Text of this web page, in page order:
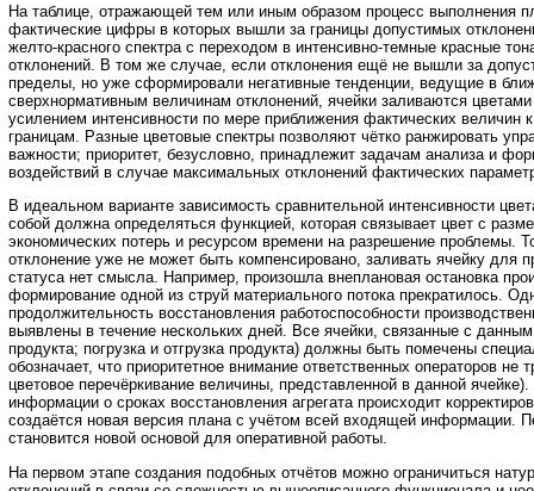
На таблице, отражающей тем или иным образом процесс выполнения
фактические цифры в которых вышли за границы допустимых
желто-красного спектра с переходом в интенсивно-темные красные
отклонений. В том же случае, если отклонения ещё не вышли за
пределы, но уже сформировали негативные тенденции, ведущие в
сверхнормативным величинам отклонений, ячейки заливаются цветами
усилением интенсивности по мере приближения фактических величин
границам. Разные цветовые спектры позволяют чётко ранжировать
важности; приоритет, безусловно, принадлежит задачам анализа и
воздействий в случае максимальных отклонений фактических
В идеальном варианте зависимость сравнительной интенсивности
собой должна определяться функцией, которая связывает цвет с
экономических потерь и ресурсом времени на разрешение проблемы.
отклонение уже не может быть компенсировано, заливать ячейку для
статуса нет смысла. Например, произошла внеплановая остановка
формирование одной из струй материального потока прекратилось.
продолжительность восстановления работоспособности
выявлены в течение нескольких дней. Все ячейки, связанные с
продукта; погрузка и отгрузка продукта) должны быть помечены
обозначает, что приоритетное внимание ответственных операторов не
цветовое перечёркивание величины, представленной в данной
информации о сроках восстановления агрегата происходит
создаётся новая версия плана с учётом всей входящей информации.
становится новой основой для оперативной работы.
На первом этапе создания подобных отчётов можно ограничиться